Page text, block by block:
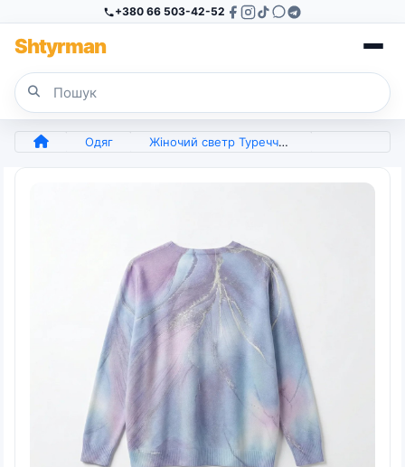
+380 66 503-42-52
Shtyrman
Одяг Жіночий светр Туреччина (48-52). Ошатна туніка з абстрактним принтом та блиском, Блакитно-бузкова (арт. 8744)